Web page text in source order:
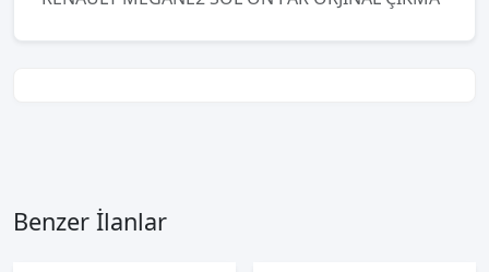
Benzer İlanlar